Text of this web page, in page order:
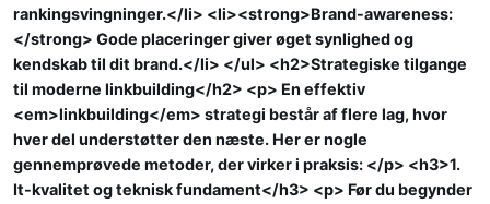
rankingsvingninger.</li> <li><strong>Brand-awareness:
</strong> Gode placeringer giver øget synlighed og
kendskab til dit brand.</li> </ul> <h2>Strategiske tilgange
til moderne linkbuilding</h2> <p> En effektiv
<em>linkbuilding</em> strategi består af flere lag, hvor
hver del understøtter den næste. Her er nogle
gennemprøvede metoder, der virker i praksis: </p> <h3>1.
It-kvalitet og teknisk fundament</h3> <p> Før du begynder